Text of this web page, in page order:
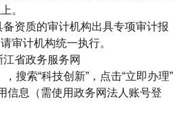
。
资质的审计机构出具专项审计报
请审计机构统一执行。
省政务服务网
，搜索“科技创新”，点击“立即办理”
信息（需使用政务网法人账号登